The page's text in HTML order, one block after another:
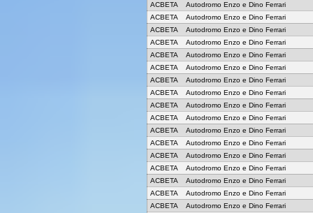
ACBETA
Autodromo Enzo e Dino Ferrari
ACBETA
Autodromo Enzo e Dino Ferrari
ACBETA
Autodromo Enzo e Dino Ferrari
ACBETA
Autodromo Enzo e Dino Ferrari
ACBETA
Autodromo Enzo e Dino Ferrari
ACBETA
Autodromo Enzo e Dino Ferrari
ACBETA
Autodromo Enzo e Dino Ferrari
ACBETA
Autodromo Enzo e Dino Ferrari
ACBETA
Autodromo Enzo e Dino Ferrari
ACBETA
Autodromo Enzo e Dino Ferrari
ACBETA
Autodromo Enzo e Dino Ferrari
ACBETA
Autodromo Enzo e Dino Ferrari
ACBETA
Autodromo Enzo e Dino Ferrari
ACBETA
Autodromo Enzo e Dino Ferrari
ACBETA
Autodromo Enzo e Dino Ferrari
ACBETA
Autodromo Enzo e Dino Ferrari
ACBETA
Autodromo Enzo e Dino Ferrari